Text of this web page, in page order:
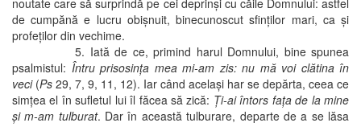
de cumpănă e lucru obişnuit, binecunoscut sfinţilor mari, ca şi
profeţilor din vechime.
5. Iată de ce, primind harul Domnului, bine spunea
psalmistul: Întru prisosinţa mea mi-am zis: nu mă voi clătina în
veci(Ps 29, 7, 9, 11, 12). Iar când acelaşi har se depărta, ceea ce
simţea el în sufletul lui îl făcea să zică: Ţi-ai întors faţa de la mine
şi m-am tulburat. Dar în această tulburare, departe de a se lăsa